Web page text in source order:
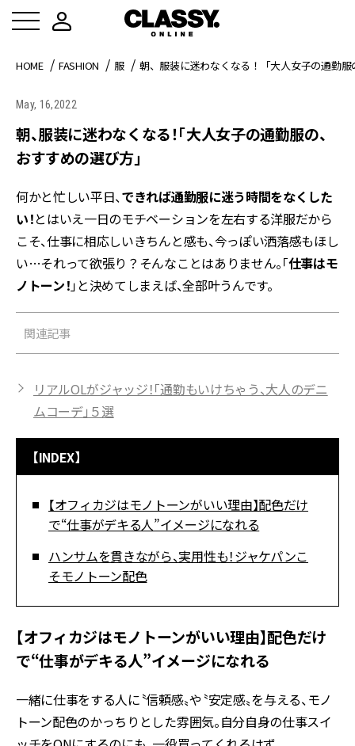
HOME FASHION 服 朝、服装に迷わなくなる！「大人女子の通勤
May, 16,2022
朝、服装に迷わなくなる！「大人女子の通勤服の、
おすすめの選び方」
何かと忙しい平日、できれば通勤服に迷う時間をなくした
い！とはいえ一日のモチベーションを左右する洋服だから
こそ、仕事に相応しいきちんと感も、今っぽい洒落感もほし
い…それって欲張り？そんなことはありません。「仕事はモ
ノトーン！」と決めてしまえば、全部叶うんです。
関連記事
リアルOLがジャッジ！「通勤もいけちゃう、大人のデニ
ムコーデ」５選
【INDEX】
【オフィカジはモノトーンがいい理由】配色だけ
で“仕事がデキる人”イメージになれる
ハンサムを貫きながら、実用性も！ジャケパンこ
そモノトーン配色
【オフィカジはモノトーンがいい理由】配色だけ
で“仕事がデキる人”イメージになれる
一緒に仕事をする人に〝信頼感〟や〝安定感〟を与える、モノ
トーン配色のかっちりとした雰囲気。自分自身の仕事スイ